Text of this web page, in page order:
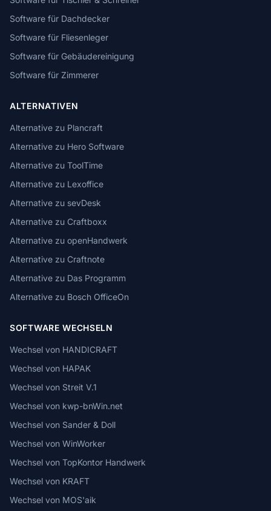
Software für Dachdecker
Software für Fliesenleger
Software für Gebäudereinigung
Software für Zimmerer
ALTERNATIVEN
Alternative zu Plancraft
Alternative zu Hero Software
Alternative zu ToolTime
Alternative zu Lexoffice
Alternative zu sevDesk
Alternative zu Craftboxx
Alternative zu openHandwerk
Alternative zu Craftnote
Alternative zu Das Programm
Alternative zu Bosch OfficeOn
SOFTWARE WECHSELN
Wechsel von HANDICRAFT
Wechsel von HAPAK
Wechsel von Streit V.1
Wechsel von kwp-bnWin.net
Wechsel von Sander & Doll
Wechsel von WinWorker
Wechsel von TopKontor Handwerk
Wechsel von KRAFT
Wechsel von MOS'aik